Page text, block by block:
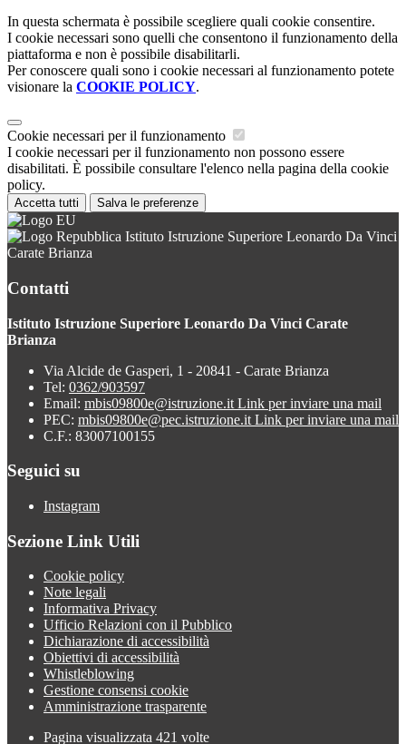
In questa schermata è possibile scegliere quali cookie consentire.
I cookie necessari sono quelli che consentono il funzionamento della
piattaforma e non è possibile disabilitarli.
Per conoscere quali sono i cookie necessari al funzionamento potete
visionare la COOKIE POLICY.
Cookie necessari per il funzionamento
I cookie necessari per il funzionamento non possono essere
disabilitati. È possibile consultare l'elenco nella pagina della cookie
policy.
Accetta tutti Salva le preferenze
Istituto Istruzione Superiore Leonardo Da Vinci
Carate Brianza
Contatti
Istituto Istruzione Superiore Leonardo Da Vinci Carate
Brianza
Via Alcide de Gasperi, 1 - 20841 - Carate Brianza
Tel: 0362/903597
Email: mbis09800e@istruzione.it Link per inviare una mail
PEC: mbis09800e@pec.istruzione.it Link per inviare una mail
C.F.: 83007100155
Seguici su
Instagram
Sezione Link Utili
Cookie policy
Note legali
Informativa Privacy
Ufficio Relazioni con il Pubblico
Dichiarazione di accessibilità
Obiettivi di accessibilità
Whistleblowing
Gestione consensi cookie
Amministrazione trasparente
Pagina visualizzata 421 volte